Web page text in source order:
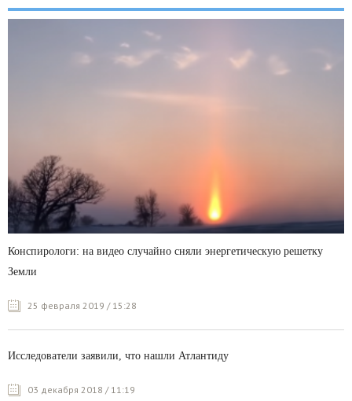
Конспирологи: на видео случайно сняли энергетическую решетку
Земли
25 февраля 2019 / 15:28
Исследователи заявили, что нашли Атлантиду
03 декабря 2018 / 11:19